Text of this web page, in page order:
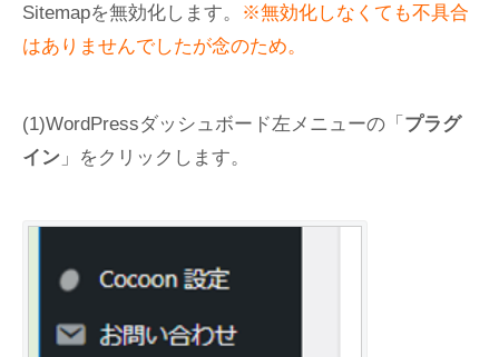
Sitemapを無効化します。
※無効化しなくても不具合
はありませんでしたが念のため。
(1)WordPressダッシュボード左メニューの「 プラグ
イン 」をクリックします。